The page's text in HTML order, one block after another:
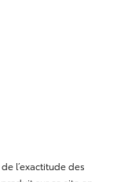
l’exactitude des